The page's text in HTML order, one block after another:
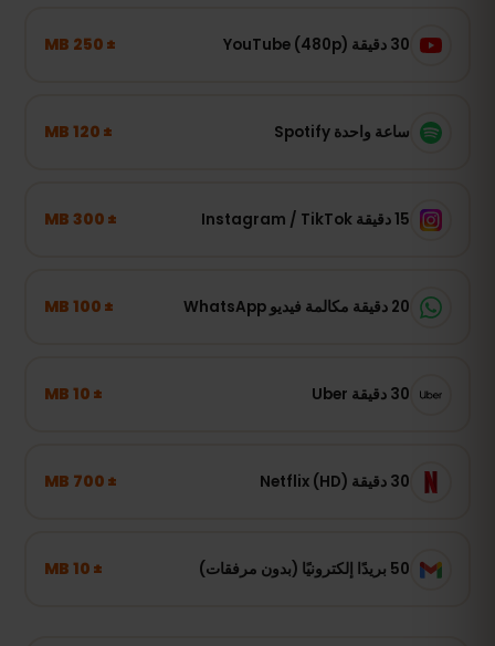
30 دقيقة YouTube (480p) ± 250 MB
ساعة واحدة Spotify ± 120 MB
15 دقيقة Instagram / TikTok ± 300 MB
20 دقيقة مكالمة فيديو WhatsApp ± 100 MB
30 دقيقة Uber ± 10 MB
30 دقيقة Netflix (HD) ± 700 MB
50 بريدًا إلكترونيًا (بدون مرفقات) ± 10 MB